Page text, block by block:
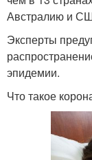
Австралию и
Эксперты
эпидемии.
Что такое